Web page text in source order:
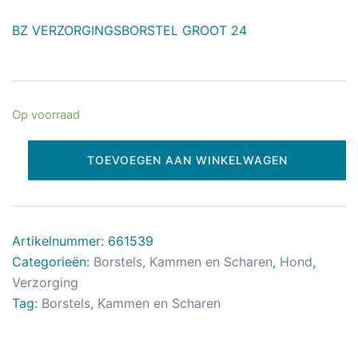
BZ VERZORGINGSBORSTEL GROOT 24
Op voorraad
TOEVOEGEN AAN WINKELWAGEN
Artikelnummer: 661539
Categorieën: Borstels, Kammen en Scharen, Hond,
Verzorging
Tag: Borstels, Kammen en Scharen